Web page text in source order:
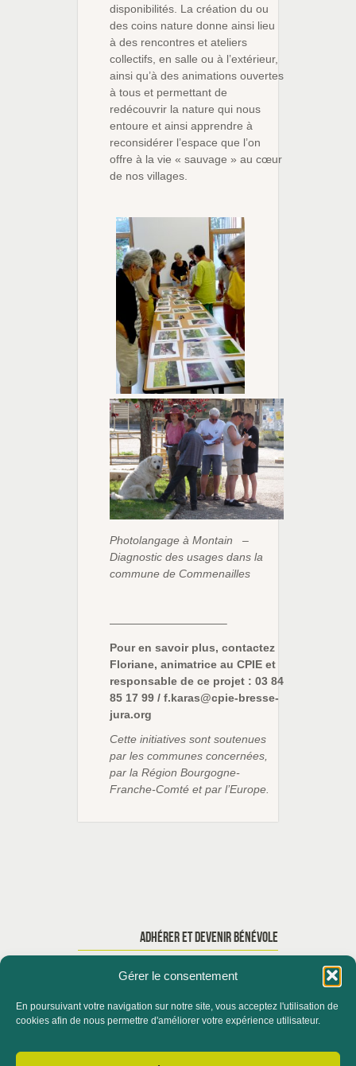
Gérer le consentement
En poursuivant votre navigation sur notre site, vous acceptez l'utilisation de
cookies afin de nous permettre d'améliorer votre expérience utilisateur.
disponibilités. La création du ou
des coins nature donne ainsi lieu
à des rencontres et ateliers
collectifs, en salle ou à l’extérieur,
ainsi qu’à des animations ouvertes
à tous et permettant de
redécouvrir la nature qui nous
entoure et ainsi apprendre à
reconsidérer l’espace que l’on
offre à la vie « sauvage » au cœur
de nos villages.
Photolangage à Montain –
Diagnostic des usages dans la
commune de Commenailles
——————————–
Pour en savoir plus, contactez
Floriane, animatrice au CPIE et
responsable de ce projet : 03 84
85 17 99 / f.karas@cpie-bresse-
jura.org
Cette initiatives sont soutenues
par les communes concernées,
par la Région Bourgogne-
Franche-Comté et par l’Europe.
ADHÉRER ET DEVENIR BÉNÉVOLE
ACCUEIL
QUI SOMMES-NOUS ?